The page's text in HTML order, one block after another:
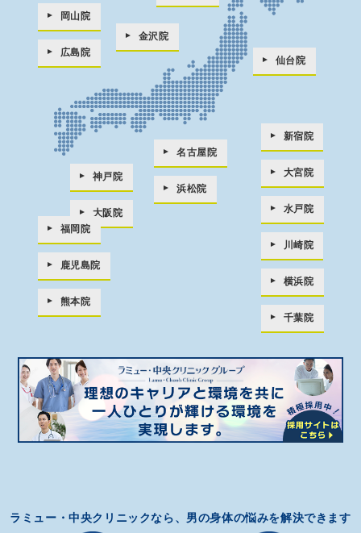
新宿院
大宮院
水戸院
川崎院
横浜院
千葉院
仙台院
名古屋院
浜松院
金沢院
神戸院
大阪院
岡山院
広島院
福岡院
鹿児島院
熊本院
ラミュー・中央クリニックなら、男の身体の悩みを解決できます